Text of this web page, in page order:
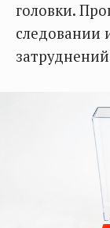
головки.
следовании